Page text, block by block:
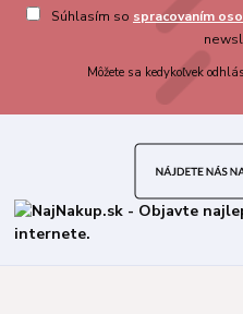
Súhlasím so spracovaním
Môžete sa kedykoľvek